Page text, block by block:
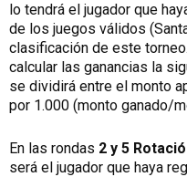
lo tendrá el jugador que
de los juegos válidos
clasificación de este
calcular las ganancias la
se dividirá entre el monto
por 1.000 (monto ganado/
En las rondas 2 y 5
será el jugador que haya